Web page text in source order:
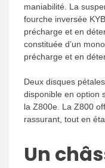
maniabilité. La
fourche inversée
précharge et en
constituée d’un
précharge et en
Deux disques
disponible en option
la Z800e. La Z800
rassurant, tout en
Un